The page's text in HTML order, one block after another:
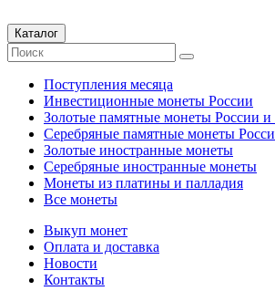
Каталог
Поступления месяца
Инвестиционные монеты России
Золотые памятные монеты России
Серебряные памятные монеты
Золотые иностранные монеты
Серебряные иностранные монеты
Монеты из платины и палладия
Все монеты
Выкуп монет
Оплата и доставка
Новости
Контакты